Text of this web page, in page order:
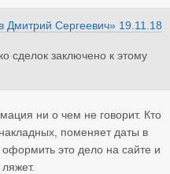
Дмитрий Сергеевич» 19.11.18
сделок заключено к этому
ни о чем не говорит. Кто
поменяет даты в
оформить это дело на сайте и